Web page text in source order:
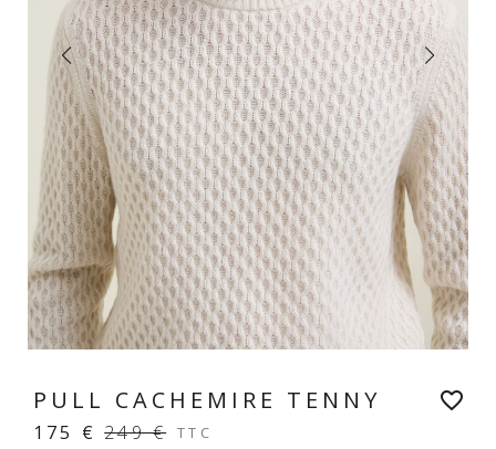
PULL CACHEMIRE TENNY
175 € 249 € TTC
favorite_border